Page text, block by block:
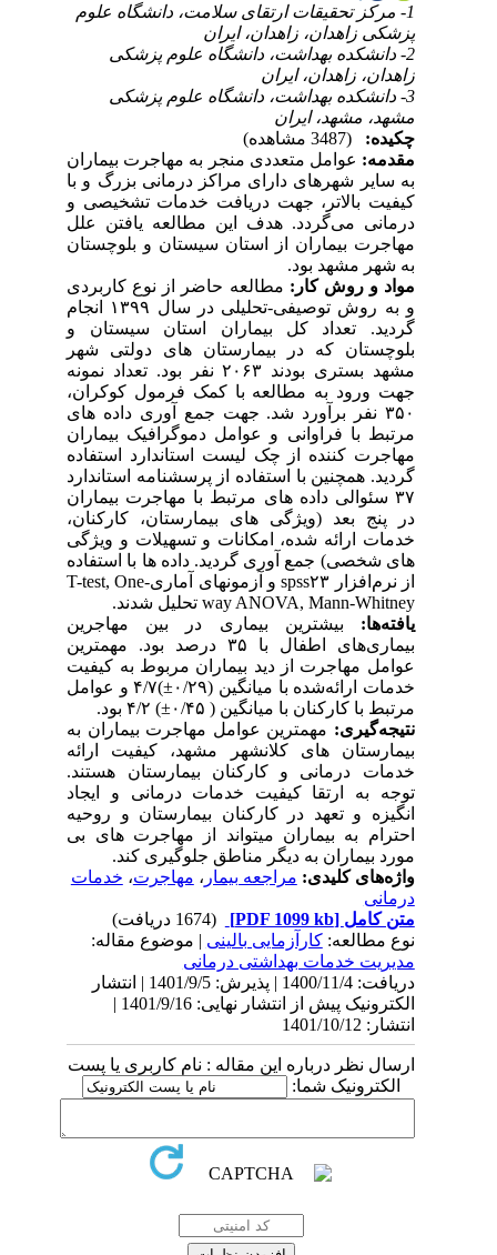
1- مرکز تحقیقات ارتقای سلامت، دانشگاه علوم
پزشکی زاهدان، زاهدان، ایران
2- دانشکده بهداشت، دانشگاه علوم پزشکی
زاهدان، زاهدان، ایران
3- دانشکده بهداشت، دانشگاه علوم پزشکی
مشهد، مشهد، ایران
چکیده:
مقدمه:عوامل متعددی منجر به مهاجرت بیماران
به سایر شهرهای دارای مراکز درمانی بزرگ و با
کیفیت بالاتر، جهت دریافت خدمات تشخیصی و
درمانی می‌گردد. هدف این مطالعه یافتن علل
مهاجرت بیماران از استان سیستان و بلوچستان
به شهر مشهد بود.
مواد و روش کار: مطالعه حاضر از نوع کاربردی
و به روش توصیفی-تحلیلی در سال ۱۳۹۹ انجام
گردید. تعداد کل بیماران استان سیستان و
بلوچستان که در بیمارستان های دولتی شهر
مشهد بستری بودند ۲۰۶۳ نفر بود. تعداد نمونه
جهت ورود به مطالعه با کمک فرمول کوکران،
۳۵۰ نفر برآورد شد. جهت جمع آوری داده های
مرتبط با فراوانی و عوامل دموگرافیک بیماران
مهاجرت کننده از چک لیست استاندارد استفاده
گردید. همچنین با استفاده از پرسشنامه استاندارد
۳۷ سئوالی داده های مرتبط با مهاجرت بیماران
در پنج بعد (ویژگی های بیمارستان، کارکنان،
خدمات ارائه شده، امکانات و تسهیلات و ویژگی
های شخصی) جمع آوری گردید. داده ها با استفاده
از نرم‌افزار spss۲۳ و آزمونهای آماریT-test, One-
way ANOVA, Mann-Whitney تحلیل شدند.
یافته‌ها:
بیشترین بیماری در بین مهاجرین
بیماری‌های اطفال با ۳۵ درصد بود. مهمترین
عوامل مهاجرت از دید بیماران مربوط به کیفیت
خدمات ارائه‌شده با میانگین (۰/۲۹±)۴/۷ و عوامل
مرتبط با کارکنان با میانگین ( ۰/۴۵±) ۴/۲ بود.
نتیجه‌گیری:مهمترین عوامل مهاجرت بیماران به
بیمارستان های کلانشهر مشهد، کیفیت ارائه
خدمات درمانی و کارکنان بیمارستان هستند.
توجه به ارتقا کیفیت خدمات درمانی و ایجاد
انگیزه و تعهد در کارکنان بیمارستان و روحیه
احترام به بیماران می­تواند از مهاجرت های بی
مورد بیماران به دیگر مناطق جلوگیری کند.
واژه‌های کلیدی:مراجعه بیمار، مهاجرت،خدمات
درمانی
متن کامل[PDF 1099 kb]
نوع مطالعه:کارآزمایی بالینی| موضوع مقاله:
مدیریت خدمات بهداشتی درمانی
دریافت: 1400/11/4 | پذیرش: 1401/9/5 | انتشار
الکترونیک پیش از انتشار نهایی: 1401/9/16 |
انتشار: 1401/10/12
ارسال نظر درباره این مقاله : نام کاربری یا پست
الکترونیک شما: